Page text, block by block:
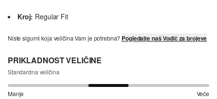
Kroj: Regular Fit
Niste sigurni koja veličina Vam je potrebna? Pogledajte naš Vodič za brojeve
PRIKLADNOST VELIČINE
Standardna veličina
Manje Veće